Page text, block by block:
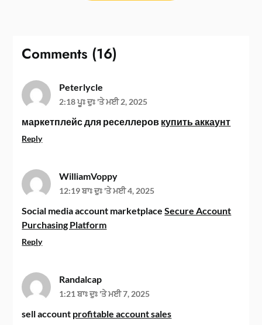
Comments (16)
Peterlycle
2:18 ਪੂਃ ਦੁਃ 'ਤੇ ਮਈ 2, 2025
маркетплейс для реселлеров купить аккаунт
Reply
WilliamVoppy
12:19 ਬਾਃ ਦੁਃ 'ਤੇ ਮਈ 4, 2025
Social media account marketplaceSecure Account
Purchasing Platform
Reply
Randalcap
1:21 ਬਾਃ ਦੁਃ 'ਤੇ ਮਈ 7, 2025
sell account profitable account sales